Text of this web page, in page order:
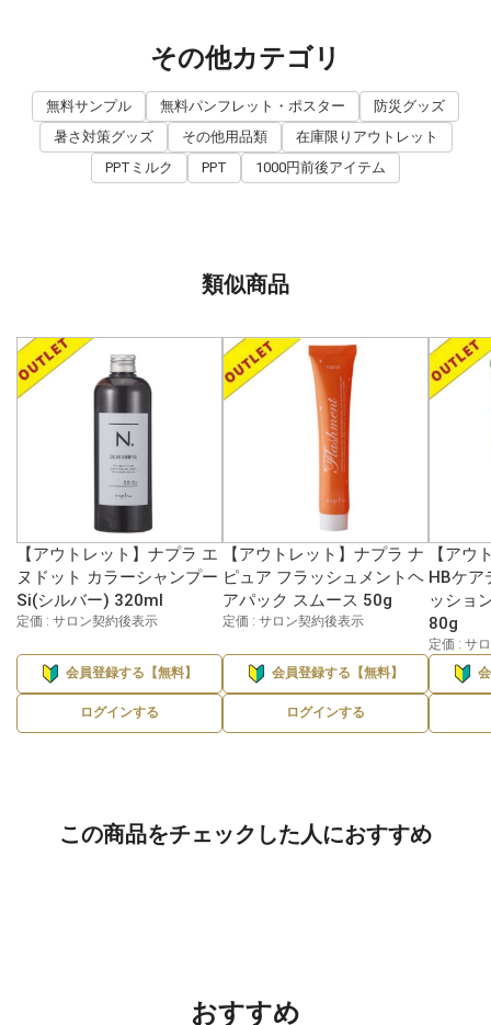
その他カテゴリ
無料サンプル 無料パンフレット・ポスター
防災グッズ
暑さ対策グッズ
その他用品類
在庫限りアウトレット
PPTミルク
PPT 1000円前後アイテム
類似商品
【アウトレット】ナプラ エ
ヌドット カラーシャンプー
Si(シルバー) 320ml
定価 : サロン契約後表示
会員登録する【無料】
ログインする
【アウトレット】ナプラ ナ
ピュア フラッシュメントヘ
アパック スムース 50g
定価 : サロン契約後表示
会員登録する【無料】
ログインする
【アウ
HBケア
ッショ
80g
定価 : サ
この商品をチェックした人におすすめ
おすすめ